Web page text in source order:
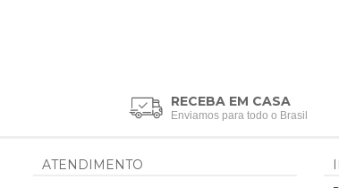
RECEBA EM CASA
Enviamos para todo o Brasil
ATENDIMENTO